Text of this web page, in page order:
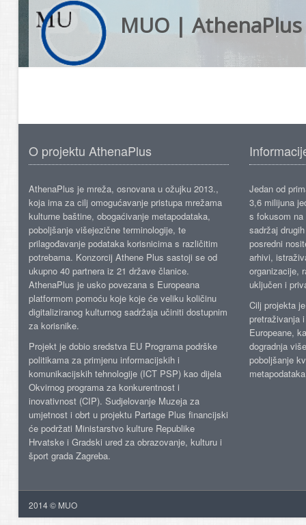
MUO | AthenaPlus
O projektu AthenaPlus
AthenaPlus je mreža, osnovana u ožujku 2013.,
koja ima za cilj omogućavanje pristupa mrežama
kulturne baštine, obogaćivanje metapodataka,
poboljšanje višejezične terminologije, te
prilagođavanje podataka korisnicima s različitim
potrebama. Konzorcij Athene Plus sastoji se od
ukupno 40 partnera iz 21 države članice.
AthenaPlus je usko povezana s Europeana
platformom pomoću koje koje će veliku količinu
digitaliziranog kulturnog sadržaja učiniti dostupnim
za korisnike.
Projekt je dobio sredstva EU Programa podrške
politikama za primjenu informacijskih i
komunikacijskih tehnologije (ICT PSP) kao dijela
Okvirnog programa za konkurentnost i
inovativnost (CIP). Sudjelovanje Muzeja za
umjetnost i obrt u projektu Partage Plus financijski
će podržati Ministarstvo kulture Republike
Hrvatske i Gradski ured za obrazovanje, kulturu i
šport grada Zagreba.
Jedan od
3,6 milijuna
s fokusom
sadržaj
posredni
arhivi,
organizacije,
uključen i
Cilj projekta
pretraživanja
Europeane,
dogradnja
poboljšanje
2014 © MUO